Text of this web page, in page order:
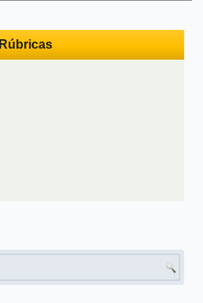
Rúbricas